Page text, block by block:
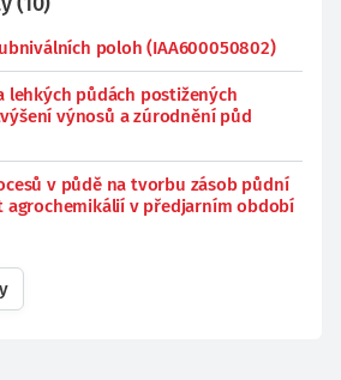
poloh (IAA600050802)
půdách postižených
výnosů a zúrodnění půd
v půdě na tvorbu zásob půdní
agrochemikálií v předjarním období